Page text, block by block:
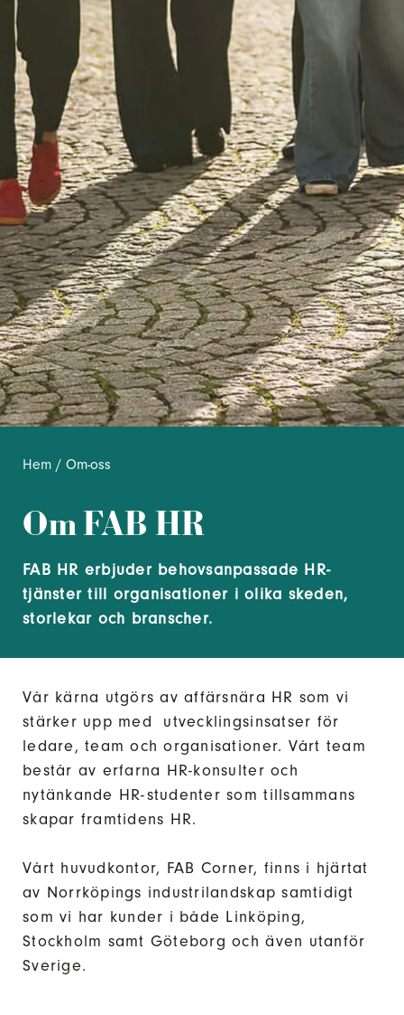
Hem / Om-oss
Om FAB HR
FAB HR erbjuder behovsanpassade HR-
tjänster till organisationer i olika skeden,
storlekar och branscher.
Vår kärna utgörs av affärsnära HR som vi
stärker upp med utvecklingsinsatser för
ledare, team och organisationer. Vårt team
består av erfarna HR-konsulter och
nytänkande HR-studenter som tillsammans
skapar framtidens HR.
Vårt huvudkontor, FAB Corner, finns i hjärtat
av Norrköpings industrilandskap samtidigt
som vi har kunder i både Linköping,
Stockholm samt Göteborg och även utanför
Sverige.